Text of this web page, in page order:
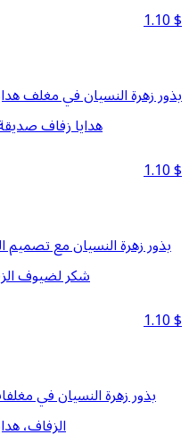
1.10$
بذور زهرة النسيان في مغلف
هدايا زفاف صديقة
1.10$
بذور زهرة النسيان مع تصميم
شكر لضيوف
1.10$
بذور زهرة النسيان في
الزفاف،